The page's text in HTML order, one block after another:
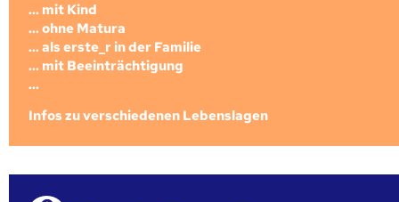
... mit Kind
... ohne Matura
... als erste_r in der Familie
... mit Beeinträchtigung
...
Infos zu verschiedenen Lebenslagen